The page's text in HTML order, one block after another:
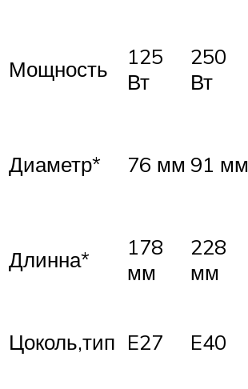
Мощность
125
Вт
250
Вт
Диаметр* 76 мм 91 мм
Длинна*
178
мм
228
мм
Цоколь,тип E27 E40